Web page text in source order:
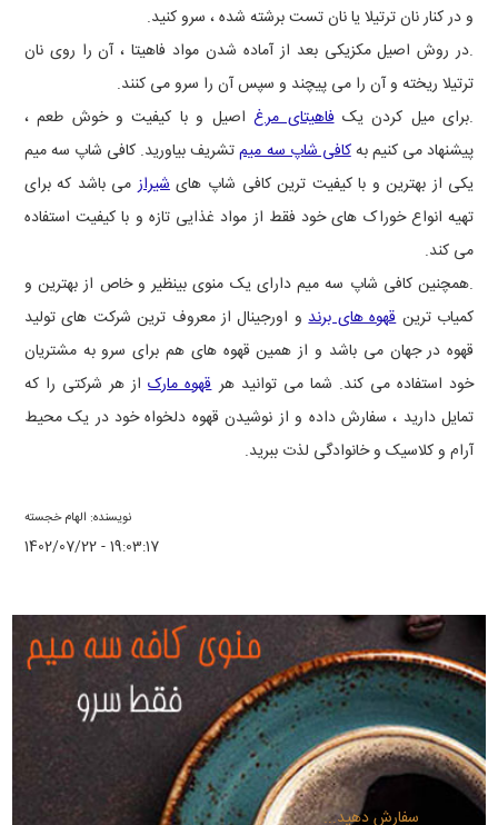
و در کنار نان ترتیلا یا نان تست برشته شده ، سرو کنید.
.در روش اصیل مکزیکی بعد از آماده شدن مواد فاهیتا ، آن را روی نان
ترتیلا ریخته و آن را می پیچند و سپس آن را سرو می کنند.
.برای میل کردن یکفاهیتای مرغاصیل و با کیفیت و خوش طعم ،
پیشنهاد می کنیم بهکافی شاپ سه میمتشریف بیاورید. کافی شاپ سه میم
یکی از بهترین و با کیفیت ترین کافی شاپ هایشیرازمی باشد که برای
تهیه انواع خوراک های خود فقط از مواد غذایی تازه و با کیفیت استفاده
می کند.
.همچنین کافی شاپ سه میم دارای یک منوی بینظیر و خاص از بهترین و
کمیاب ترینقهوه های برندو اورجینال از معروف ترین شرکت های تولید
قهوه در جهان می باشد و از همین قهوه های هم برای سرو به مشتریان
خود استفاده می کند. شما می توانید هرقهوه مارکاز هر شرکتی را که
تمایل دارید ، سفارش داده و از نوشیدن قهوه دلخواه خود در یک محیط
آرام و کلاسیک و خانوادگی لذت ببرید.
نویسنده: الهام خجسته
1402/07/22 - 19:03:17
سفارش دهید...